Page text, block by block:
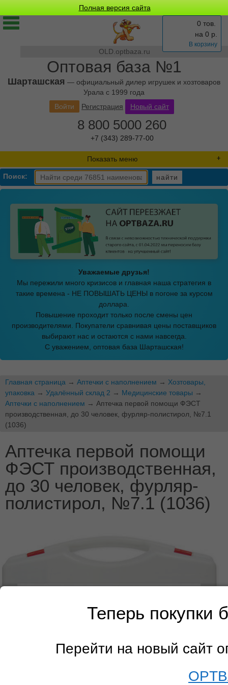
Полная версия сайта
OLD.optbaza.ru
Оптовая база №1
Шарташская — официальный дилер игрушек и хозтоваров
Урала с 1999 года
0 тов.
на 0 р.
В корзину
Войти Регистрация Новый сайт
8 800 5000 260
+7 (343) 289-77-00
Показать меню
Поиск: найти
Теперь покупки
Перейти на новый сайт
Уважаемые друзья!
Мы пережили много кризисов и главная наша стратегия в
такие времена - НЕ ПОВЫШАТЬ ЦЕНЫ в погоне за курсом
доллара.
Повышение проходит только после смены цен
производителями. Покупатели сравнивая цены поставщиков
выбирают нас и остаются с нами навсегда.
С уважением, оптовая база Шарташская!
Главная страница → Аптечки с наполнением → Хозтовары,
упаковка → Удалённый склад 2 → Медицинские товары →
Аптечки с наполнением → Аптечка первой помощи ФЭСТ
производственная, до 30 человек, фурляр-полистирол, №7.1
(1036)
Аптечка первой помощи
ФЭСТ производственная,
до 30 человек, фурляр-
полистирол, №7.1 (1036)